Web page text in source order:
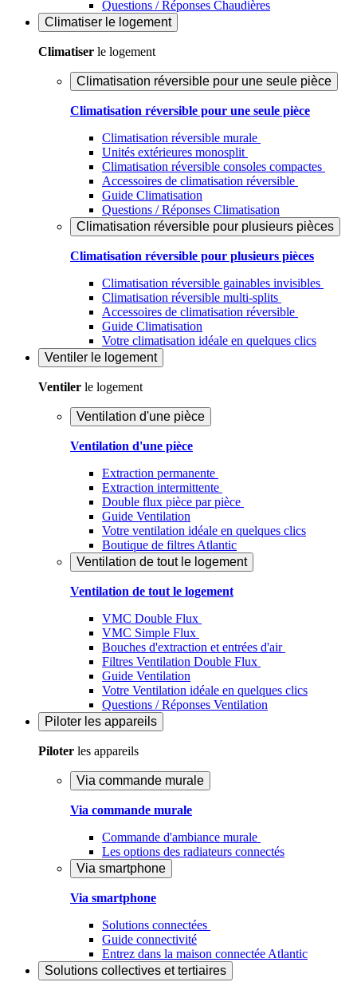
Questions / Réponses Chaudières
Climatiser le logement
Climatiser le logement
Climatisation réversible pour une seule pièce
Climatisation réversible pour une seule pièce
Climatisation réversible murale
Unités extérieures monosplit
Climatisation réversible consoles compactes
Accessoires de climatisation réversible
Guide Climatisation
Questions / Réponses Climatisation
Climatisation réversible pour plusieurs pièces
Climatisation réversible pour plusieurs pièces
Climatisation réversible gainables invisibles
Climatisation réversible multi-splits
Accessoires de climatisation réversible
Guide Climatisation
Votre climatisation idéale en quelques clics
Ventiler le logement
Ventiler le logement
Ventilation d'une pièce
Ventilation d'une pièce
Extraction permanente
Extraction intermittente
Double flux pièce par pièce
Guide Ventilation
Votre ventilation idéale en quelques clics
Boutique de filtres Atlantic
Ventilation de tout le logement
Ventilation de tout le logement
VMC Double Flux
VMC Simple Flux
Bouches d'extraction et entrées d'air
Filtres Ventilation Double Flux
Guide Ventilation
Votre Ventilation idéale en quelques clics
Questions / Réponses Ventilation
Piloter les appareils
Piloter les appareils
Via commande murale
Via commande murale
Commande d'ambiance murale
Les options des radiateurs connectés
Via smartphone
Via smartphone
Solutions connectées
Guide connectivité
Entrez dans la maison connectée Atlantic
Solutions collectives et tertiaires